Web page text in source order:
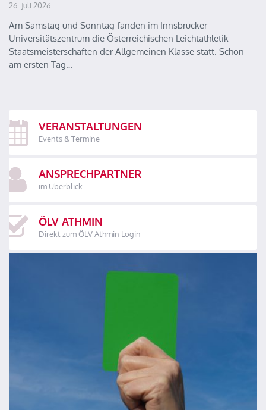
26. Juli 2026
Am Samstag und Sonntag fanden im Innsbrucker
Universitätszentrum die Österreichischen Leichtathletik
Staatsmeisterschaften der Allgemeinen Klasse statt. Schon
am ersten Tag…
VERANSTALTUNGEN
Events & Termine
ANSPRECHPARTNER
im Überblick
ÖLV ATHMIN
Direkt zum ÖLV Athmin Login